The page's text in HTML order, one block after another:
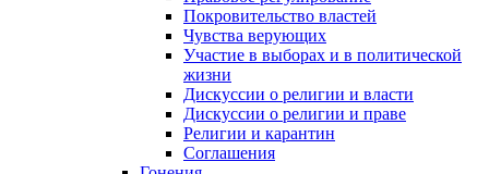
Покровительство властей
Чувства верующих
Участие в выборах и в политической
жизни
Дискуссии о религии и власти
Дискуссии о религии и праве
Религии и карантин
Соглашения